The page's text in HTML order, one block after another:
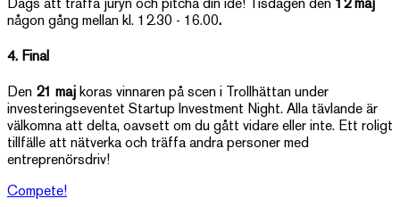
Dags att träffa juryn och pitcha din idé! Tisdagen den 12 maj
någon gång mellan kl. 12.30 - 16.00.
4. Final
Den 21 maj koras vinnaren på scen i Trollhättan under
investeringseventet Startup Investment Night. Alla tävlande är
välkomna att delta, oavsett om du gått vidare eller inte. Ett roligt
tillfälle att nätverka och träffa andra personer med
entreprenörsdriv!
Compete!